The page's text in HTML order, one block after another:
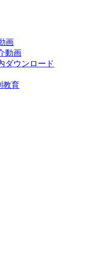
画
動画
ダウンロード
教育